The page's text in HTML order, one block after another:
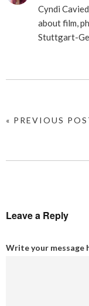
Cyndi
about film,
Stuttgart-
« PREVIOUS
Leave a Reply
Write your message